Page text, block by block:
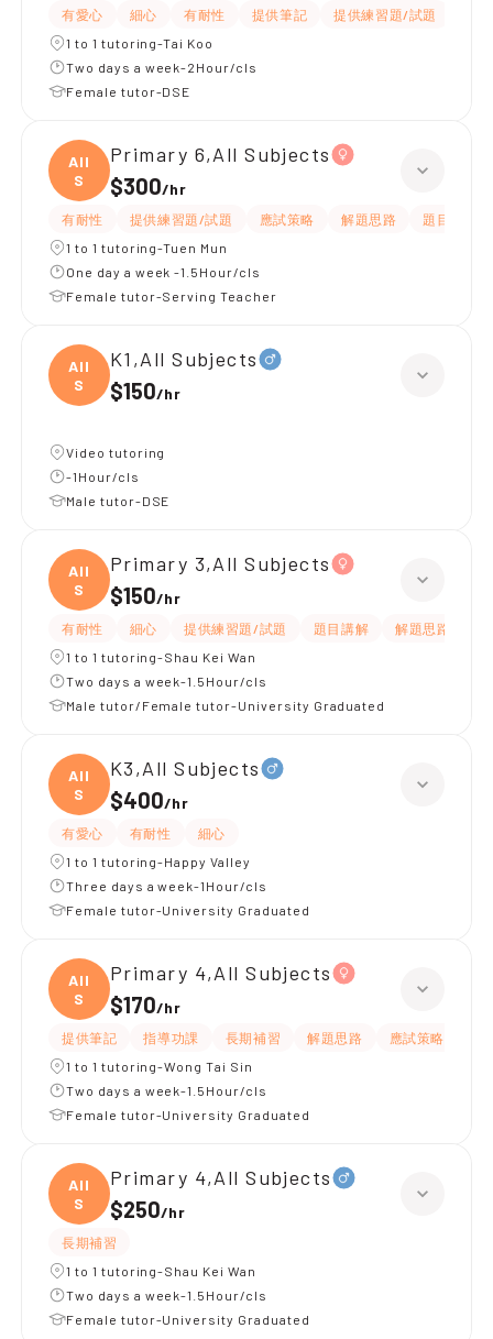
有愛心 細心 有耐性 提供筆記 提供練習題/試題
1 to 1 tutoring-Tai Koo
Two days a week-2Hour/cls
Female tutor-DSE
All
S
Primary 6,All Subjects
$300/hr
有耐性 提供練習題/試題 應試策略 解題思路
題目講解
1 to 1 tutoring-Tuen Mun
One day a week -1.5Hour/cls
Female tutor-Serving Teacher
All
S
K1,All Subjects
$150/hr
Video tutoring
-1Hour/cls
Male tutor-DSE
All
S
Primary 3,All Subjects
$150/hr
有耐性 細心 提供練習題/試題 題目講解
解題思路
1 to 1 tutoring-Shau Kei Wan
Two days a week-1.5Hour/cls
Male tutor/Female tutor-University Graduated
All
S
K3,All Subjects
$400/hr
有愛心 有耐性
細心
1 to 1 tutoring-Happy Valley
Three days a week-1Hour/cls
Female tutor-University Graduated
All
S
Primary 4,All Subjects
$170/hr
提供筆記 指導功課 長期補習 解題思路 應試策略
1 to 1 tutoring-Wong Tai Sin
Two days a week-1.5Hour/cls
Female tutor-University Graduated
All
S
Primary 4,All Subjects
$250/hr
長期補習
1 to 1 tutoring-Shau Kei Wan
Two days a week-1.5Hour/cls
Female tutor-University Graduated